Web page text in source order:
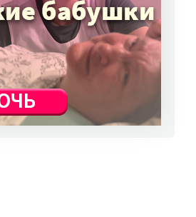
нарушить закон
Как этого